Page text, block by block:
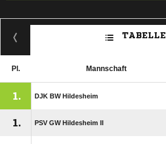
TABELLE
Pl. Mannschaft
1. DJK BW Hildesheim
1. PSV GW Hildesheim II